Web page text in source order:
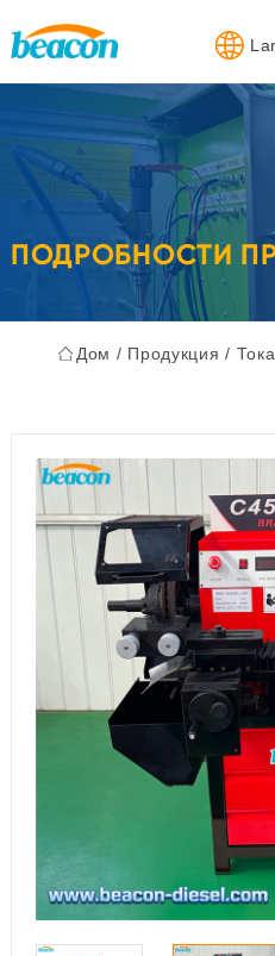
ПОДРОБНОСТИ
Дом / Продукция /